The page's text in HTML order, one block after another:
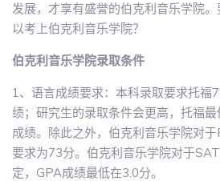
发展，才享有盛誉的伯克利音乐学院
以考上伯克利音乐学院？
伯克利音乐学院录取条件
1、语言成绩要求：本科录取要求托福
绩；研究生的录取条件会更高，托福
成绩。除此之外，伯克利音乐学院对
要求为73分。伯克利音乐学院对于
定，GPA成绩最低在3.0分。